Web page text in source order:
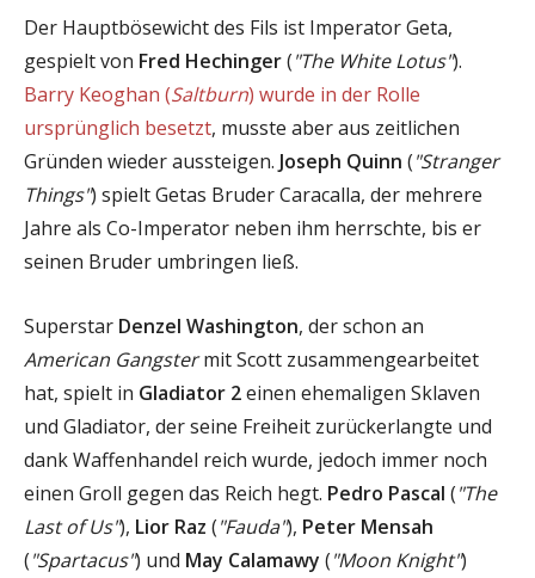
Der Hauptbösewicht des Fils ist Imperator Geta,
gespielt von Fred Hechinger("The White Lotus").
Barry Keoghan (Saltburn) wurde in der Rolle
ursprünglich besetzt, musste aber aus zeitlichen
Gründen wieder aussteigen. Joseph Quinn ("Stranger
Things") spielt Getas Bruder Caracalla, der mehrere
Jahre als Co-Imperator neben ihm herrschte, bis er
seinen Bruder umbringen ließ.
Superstar Denzel Washington, der schon an
American Gangstermit Scott zusammengearbeitet
hat, spielt in Gladiator 2einen ehemaligen Sklaven
und Gladiator, der seine Freiheit zurückerlangte und
dank Waffenhandel reich wurde, jedoch immer noch
einen Groll gegen das Reich hegt. Pedro Pascal ("The
Last of Us"), Lior Raz ("Fauda"), Peter Mensah
("Spartacus") und May Calamawy ("Moon Knight")